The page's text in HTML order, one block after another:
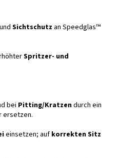
und Sichtschutz an Speedglas™
Spritzer- und
bei Pitting/Kratzendurch ein
ersetzen.
einsetzen; auf korrekten Sitz